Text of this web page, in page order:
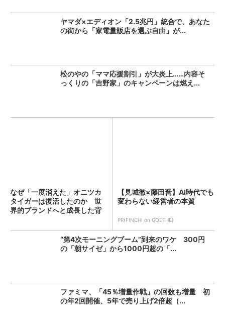
ヤマダ×エディオン「2.5兆円」統合で、あなた
の街から「家電量販店を選ぶ自由」が...
松のやの「ママ応援割引」が大炎上……内容そ
っくりの「吉野家」のキャンペーンは燃え...
なぜ「一度消えた」オニツカ
タイガーは復活したのか 世
界的ブランドへと成長した背
【見城徹×藤田晋】AI時代でも
変わらない経営者の本質
PR(FINCHI on GOETHE)
“第4次モーニングブーム”到来のワケ 300円
の「朝サイゼ」から1000円超の「...
ファミマ、「45％増量作戦」の回数も増量 初
の年2回開催、5年で売り上げ2倍超（...